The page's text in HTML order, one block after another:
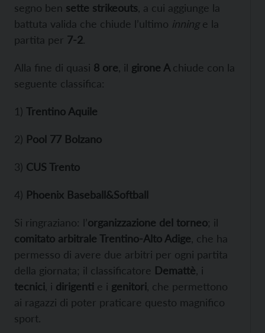
segno ben sette strikeouts , a cui aggiunge la
battuta valida che chiude l’ultimo inning e la
partita per 7-2.
Alla fine di quasi 8 ore , il girone A chiude con la
seguente classifica:
1) Trentino Aquile
2) Pool 77 Bolzano
3) CUS Trento
4) Phoenix Baseball&Softball
Si ringraziano: l’organizzazione del torneo; il
comitato arbitrale Trentino-Alto Adige , che ha
permesso di avere due arbitri per ogni partita
della giornata; il classificatore Demattè , i
tecnici , i dirigenti e i genitori , che permettono
ai ragazzi di poter praticare questo magnifico
sport.